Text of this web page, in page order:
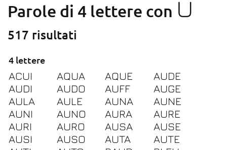
Parole di 4 lettere con U
517 risultati
4 lettere
ACUI AQUA AQUE
AUDE
AUDI
AUDO AUFF
AUGE
AULA
AULE AUNA
AUNE
AUNI
AUNO AURA
AURE
AURI
AURO AUSA
AUSE
AUSI
AUSO AUTA
AUTE